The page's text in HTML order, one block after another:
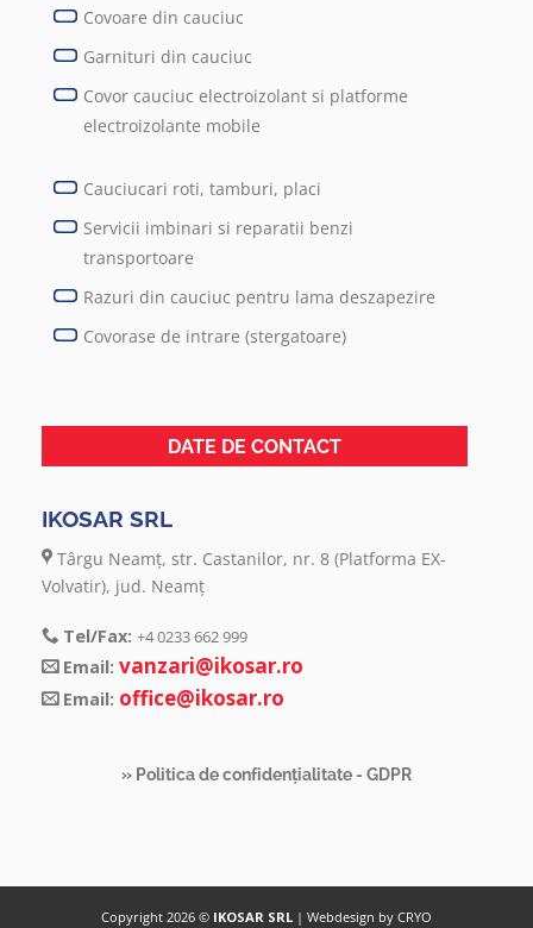
Covoare din cauciuc
Garnituri din cauciuc
Covor cauciuc electroizolant si platforme
electroizolante mobile
Cauciucari roti, tamburi, placi
Servicii imbinari si reparatii benzi
transportoare
Razuri din cauciuc pentru lama deszapezire
Covorase de intrare (stergatoare)
DATE DE CONTACT
IKOSAR SRL
Târgu Neamţ, str. Castanilor, nr. 8 (Platforma EX-
Volvatir), jud. Neamţ
Tel/Fax: +4 0233 662 999
Email: vanzari@ikosar.ro
Email: office@ikosar.ro
» Politica de confidențialitate - GDPR
Copyright 2026 © IKOSAR SRL | Webdesign by CRYO